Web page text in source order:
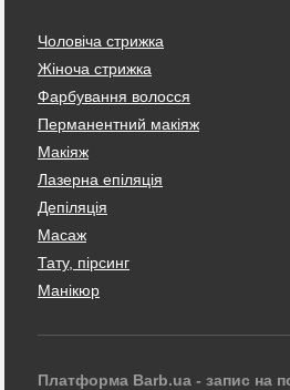
Чоловіча стрижка
Жіноча стрижка
Фарбування волосся
Перманентний макіяж
Макіяж
Лазерна епіляція
Депіляція
Масаж
Тату, пірсинг
Манікюр
Платформа Barb.ua - запис на